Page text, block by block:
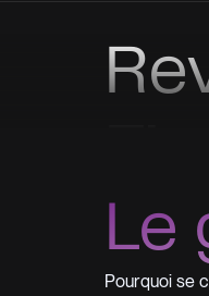
Le
Pourquoi se